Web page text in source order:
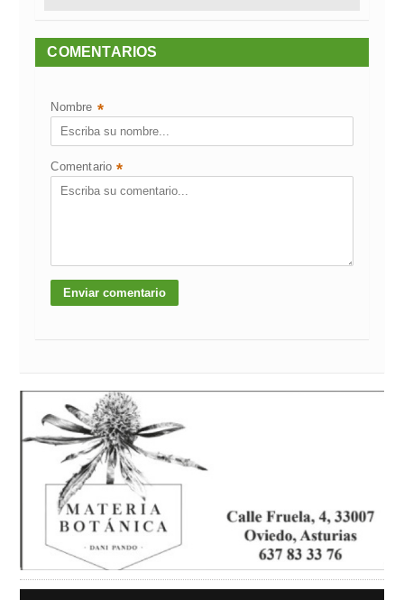
COMENTARIOS
Nombre *
Comentario *